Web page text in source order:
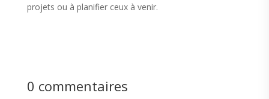
projets ou à planifier ceux à venir.
0 commentaires